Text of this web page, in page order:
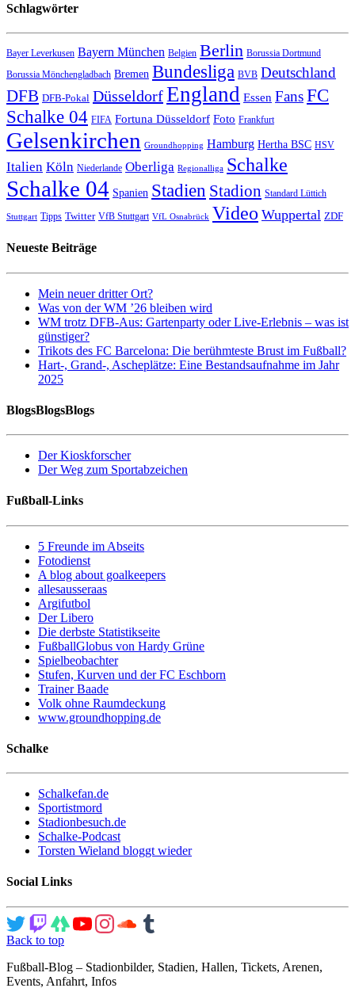
Schlagwörter
Bayer Leverkusen Bayern München Belgien Berlin Borussia Dortmund
Borussia Mönchengladbach Bremen Bundesliga BVB Deutschland
DFB DFB-Pokal DüsseldorfEngland Essen FansFC
Schalke 04 FIFA Fortuna Düsseldorf Foto Frankfurt
Gelsenkirchen Groundhopping Hamburg Hertha BSC HSV
Italien Köln Niederlande Oberliga Regionalliga Schalke
Schalke 04 Spanien Stadien Stadion Standard Lüttich
Stuttgart Tipps Twitter VfB Stuttgart VfL Osnabrück Video Wuppertal ZDF
Neueste Beiträge
Mein neuer dritter Ort?
Was von der WM ’26 bleiben wird
WM trotz DFB-Aus: Gartenparty oder Live-Erlebnis – was ist
günstiger?
Trikots des FC Barcelona: Die berühmteste Brust im Fußball?
Hart-, Grand-, Ascheplätze: Eine Bestandsaufnahme im Jahr
2025
BlogsBlogsBlogs
Der Kioskforscher
Der Weg zum Sportabzeichen
Fußball-Links
5 Freunde im Abseits
Fotodienst
A blog about goalkeepers
allesausseraas
Argifutbol
Der Libero
Die derbste Statistikseite
FußballGlobus von Hardy Grüne
Spielbeobachter
Stufen, Kurven und der FC Eschborn
Trainer Baade
Volk ohne Raumdeckung
www.groundhopping.de
Schalke
Schalkefan.de
Sportistmord
Stadionbesuch.de
Schalke-Podcast
Torsten Wieland bloggt wieder
Social Links
Back to top
Fußball-Blog – Stadionbilder, Stadien, Hallen, Tickets, Arenen,
Events, Anfahrt, Infos